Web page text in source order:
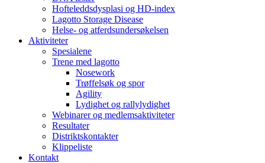
Hofteleddsdysplasi og HD-index
Lagotto Storage Disease
Helse- og atferdsundersøkelsen
Aktiviteter
Spesialene
Trene med lagotto
Nosework
Trøffelsøk og spor
Agility
Lydighet og rallylydighet
Webinarer og medlemsaktiviteter
Resultater
Distriktskontakter
Klippeliste
Kontakt